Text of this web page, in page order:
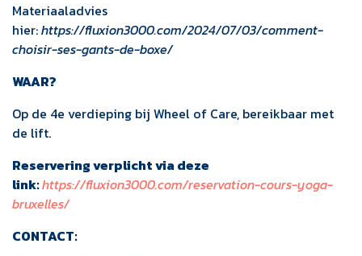
Materiaaladvies
hier:https://fluxion3000.com/2024/07/03/comment-
choisir-ses-gants-de-boxe/
WAAR?
Op de 4e verdieping bij Wheel of Care, bereikbaar met
de lift.
Reservering verplicht via deze
link:https://fluxion3000.com/reservation-cours-yoga-
bruxelles/
CONTACT: